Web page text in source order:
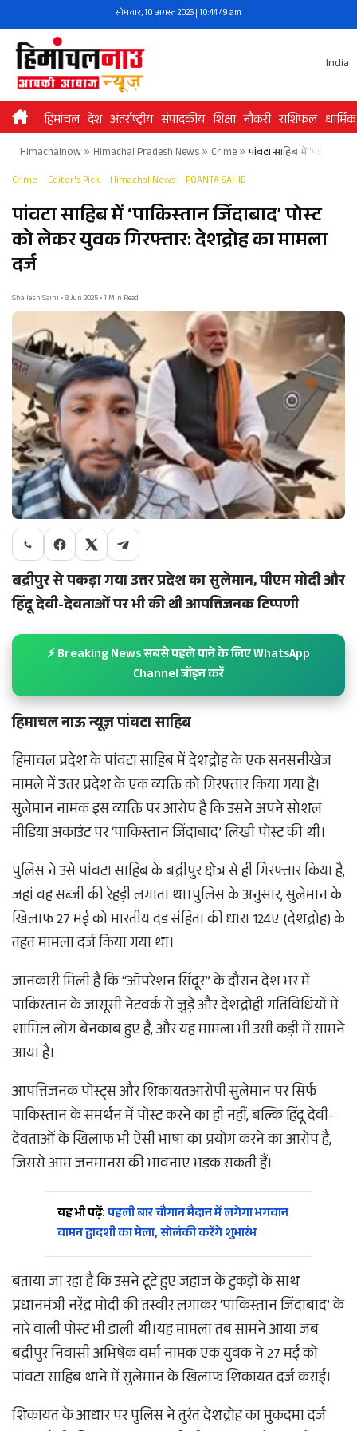
to
content
सोमवार, 10 अगस्त 2026 | 10:44:49 am
India
हिमांचल देश अंतर्राष्ट्रीय संपादकीय शिक्षा नौकरी राशिफल धार्मिक
Himachalnow» Himachal Pradesh News» Crime» पांवटा साहिब में
Crime Editor's Pick Himachal News POANTA SAHIB
पांवटा साहिब में ‘पाकिस्तान जिंदाबाद’ पोस्ट
को लेकर युवक गिरफ्तार: देशद्रोह का मामला
दर्ज
Shailesh Saini • 8 Jun 2025 • 1 Min Read
बद्रीपुर से पकड़ा गया उत्तर प्रदेश का सुलेमान, पीएम मोदी और
हिंदू देवी-देवताओं पर भी की थी आपत्तिजनक टिप्पणी
⚡ Breaking News सबसे पहले पाने के लिए WhatsApp
Channel जॉइन करें
हिमाचल नाऊ न्यूज़ पांवटा साहिब
हिमाचल प्रदेश के पांवटा साहिब में देशद्रोह के एक सनसनीखेज
मामले में उत्तर प्रदेश के एक व्यक्ति को गिरफ्तार किया गया है।
सुलेमान नामक इस व्यक्ति पर आरोप है कि उसने अपने सोशल
मीडिया अकाउंट पर ‘पाकिस्तान जिंदाबाद’ लिखी पोस्ट की थी।
पुलिस ने उसे पांवटा साहिब के बद्रीपुर क्षेत्र से ही गिरफ्तार किया है,
जहां वह सब्जी की रेहड़ी लगाता था।पुलिस के अनुसार, सुलेमान के
खिलाफ 27 मई को भारतीय दंड संहिता की धारा 124ए (देशद्रोह) के
तहत मामला दर्ज किया गया था।
जानकारी मिली है कि “ऑपरेशन सिंदूर” के दौरान देश भर में
पाकिस्तान के जासूसी नेटवर्क से जुड़े और देशद्रोही गतिविधियों में
शामिल लोग बेनकाब हुए हैं, और यह मामला भी उसी कड़ी में सामने
आया है।
आपत्तिजनक पोस्ट्स और शिकायतआरोपी सुलेमान पर सिर्फ
पाकिस्तान के समर्थन में पोस्ट करने का ही नहीं, बल्कि हिंदू देवी-
देवताओं के खिलाफ भी ऐसी भाषा का प्रयोग करने का आरोप है,
जिससे आम जनमानस की भावनाएं भड़क सकती हैं।
यह भी पढ़ें:पहली बार चौगान मैदान में लगेगा भगवान
वामन द्वादशी का मेला, सोलंकी करेंगे शुभारंभ
बताया जा रहा है कि उसने टूटे हुए जहाज के टुकड़ों के साथ
प्रधानमंत्री नरेंद्र मोदी की तस्वीर लगाकर ‘पाकिस्तान जिंदाबाद’ के
नारे वाली पोस्ट भी डाली थी।यह मामला तब सामने आया जब
बद्रीपुर निवासी अभिषेक वर्मा नामक एक युवक ने 27 मई को
पांवटा साहिब थाने में सुलेमान के खिलाफ शिकायत दर्ज कराई।
शिकायत के आधार पर पुलिस ने तुरंत देशद्रोह का मुकदमा दर्ज